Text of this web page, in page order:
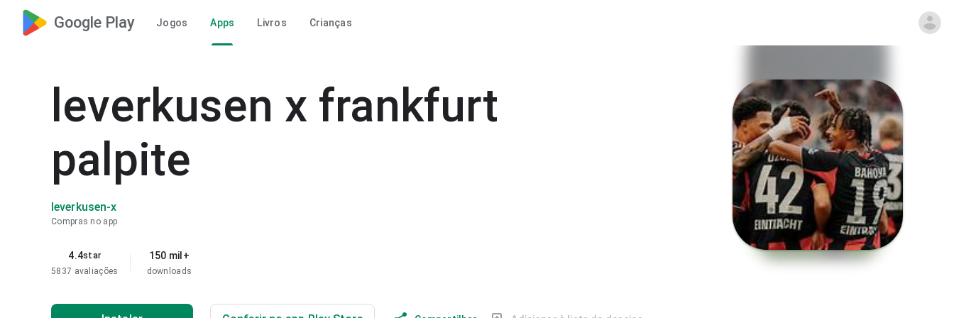
Google Play Jogos Apps Livros Crianças
leverkusen x frankfurt
palpite
leverkusen-x
Compras no app
4.4star
5837 avaliações
150 mil+
downloads